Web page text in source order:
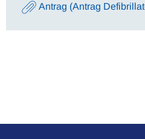
Antrag (Antrag